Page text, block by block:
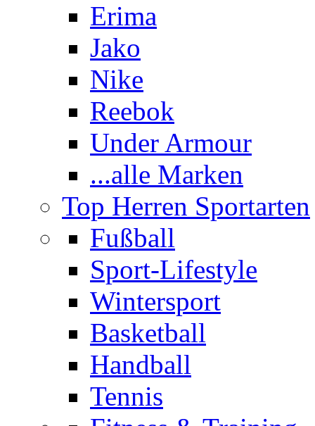
Erima
Jako
Nike
Reebok
Under Armour
...alle Marken
Top Herren Sportarten
Fußball
Sport-Lifestyle
Wintersport
Basketball
Handball
Tennis